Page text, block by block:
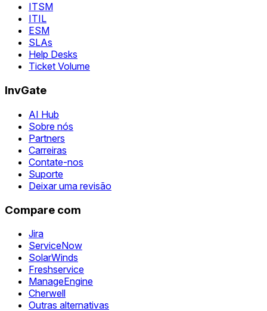
ITSM
ITIL
ESM
SLAs
Help Desks
Ticket Volume
InvGate
AI Hub
Sobre nós
Partners
Carreiras
Contate-nos
Suporte
Deixar uma revisão
Compare com
Jira
ServiceNow
SolarWinds
Freshservice
ManageEngine
Cherwell
Outras alternativas